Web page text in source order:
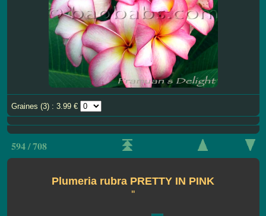
Graines (3) : 3.99 €
594 / 708
Plumeria rubra PRETTY IN PINK
''